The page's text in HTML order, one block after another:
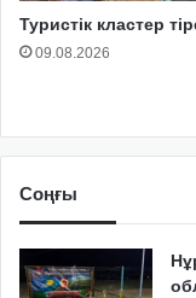
Туристік кластер
09.08.2026
Соңғы